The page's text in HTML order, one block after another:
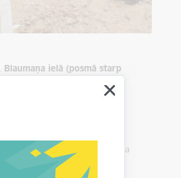
ielā (posmā starp
organizācijas zīmēm un, ja